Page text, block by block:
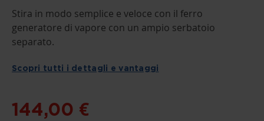
THE
BEGINNING
OF
THE
IMAGES
Stira in modo semplice e veloce con il ferro
generatore di vapore con un ampio serbatoio
separato.
Scopri tutti i dettagli e vantaggi
144,00 €